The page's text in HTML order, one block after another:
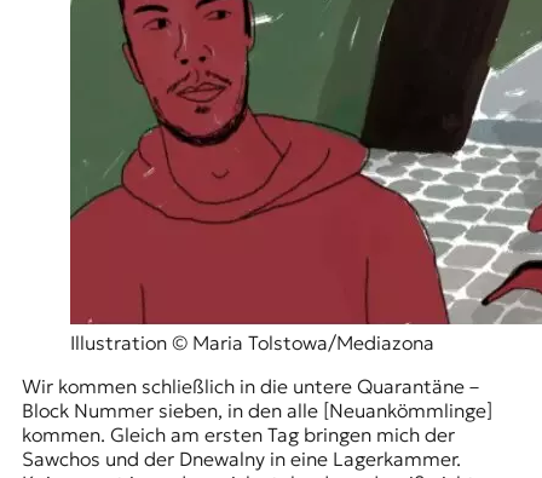
Illustration © Maria Tolstowa/Mediazona
Wir kommen schließlich in die untere Quarantäne –
Block Nummer sieben, in den alle [Neuankömmlinge]
kommen. Gleich am ersten Tag bringen mich der
Sawchos und der Dnewalny in eine Lagerkammer.